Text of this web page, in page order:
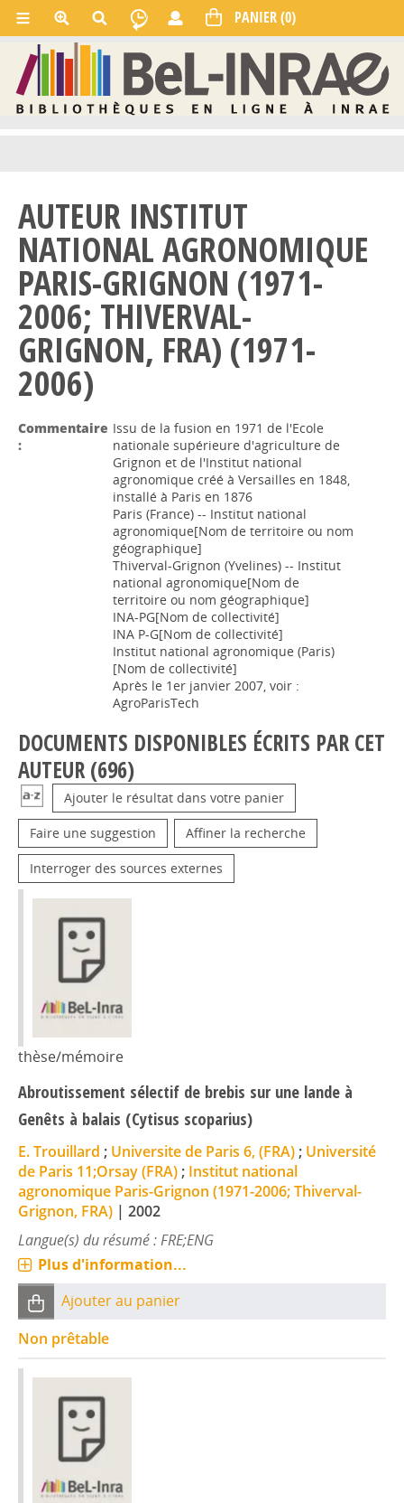
AUTEUR INSTITUT
NATIONAL AGRONOMIQUE
PARIS-GRIGNON (1971-
2006; THIVERVAL-
GRIGNON, FRA) (1971-
2006)
Commentaire
:
Issu de la fusion en 1971 de l'Ecole
nationale supérieure d'agriculture de
Grignon et de l'Institut national
agronomique créé à Versailles en 1848,
installé à Paris en 1876
Paris (France) -- Institut national
agronomique[Nom de territoire ou nom
géographique]
Thiverval-Grignon (Yvelines) -- Institut
national agronomique[Nom de
territoire ou nom géographique]
INA-PG[Nom de collectivité]
INA P-G[Nom de collectivité]
Institut national agronomique (Paris)
[Nom de collectivité]
Après le 1er janvier 2007, voir :
AgroParisTech
DOCUMENTS DISPONIBLES ÉCRITS PAR CET
AUTEUR (696)
Ajouter le résultat dans votre panier
Faire une suggestion Affiner la recherche
Interroger des sources externes
thèse/mémoire
Abroutissement sélectif de brebis sur une lande à
Genêts à balais (Cytisus scoparius)
E. Trouillard ; Universite de Paris 6, (FRA) ; Université
de Paris 11;Orsay (FRA) ; Institut national
agronomique Paris-Grignon (1971-2006; Thiverval-
Grignon, FRA) | 2002
Langue(s) du résumé : FRE;ENG
Plus d'information...
Ajouter au panier
Non prêtable